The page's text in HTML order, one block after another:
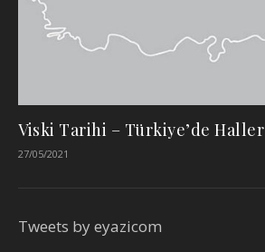
Viski Tarihi – Türkiye’de Haller
27/05/2021
Tweets by eyazicom